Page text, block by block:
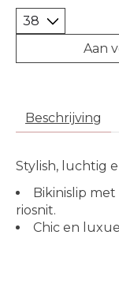
Aan
Beschrijving
Stylish, luchtig
Bikinislip
riosnit.
Chic en